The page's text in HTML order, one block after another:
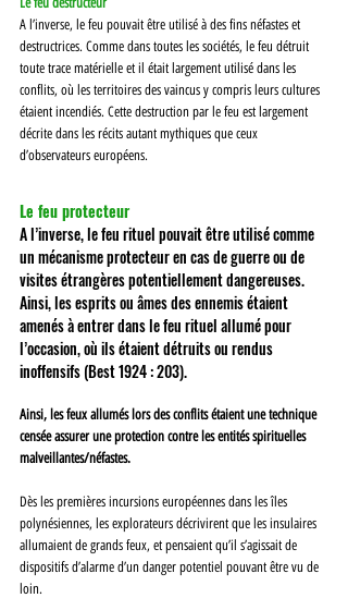
A l’inverse, le feu pouvait être utilisé à des fins néfastes et
destructrices. Comme dans toutes les sociétés, le feu détruit
toute trace matérielle et il était largement utilisé dans les
conflits, où les territoires des vaincus y compris leurs cultures
étaient incendiés. Cette destruction par le feu est largement
décrite dans les récits autant mythiques que ceux
d’observateurs européens.
Le feu protecteur
A l’inverse, le feu rituel pouvait être utilisé comme
un mécanisme protecteur en cas de guerre ou de
visites étrangères potentiellement dangereuses.
Ainsi, les esprits ou âmes des ennemis étaient
amenés à entrer dans le feu rituel allumé pour
l’occasion, où ils étaient détruits ou rendus
inoffensifs (Best 1924 : 203).
Ainsi, les feux allumés lors des conflits étaient une technique
censée assurer une protection contre les entités spirituelles
malveillantes/néfastes.
Dès les premières incursions européennes dans les îles
polynésiennes, les explorateurs décrivirent que les insulaires
allumaient de grands feux, et pensaient qu’il s’agissait de
dispositifs d’alarme d’un danger potentiel pouvant être vu de
loin.